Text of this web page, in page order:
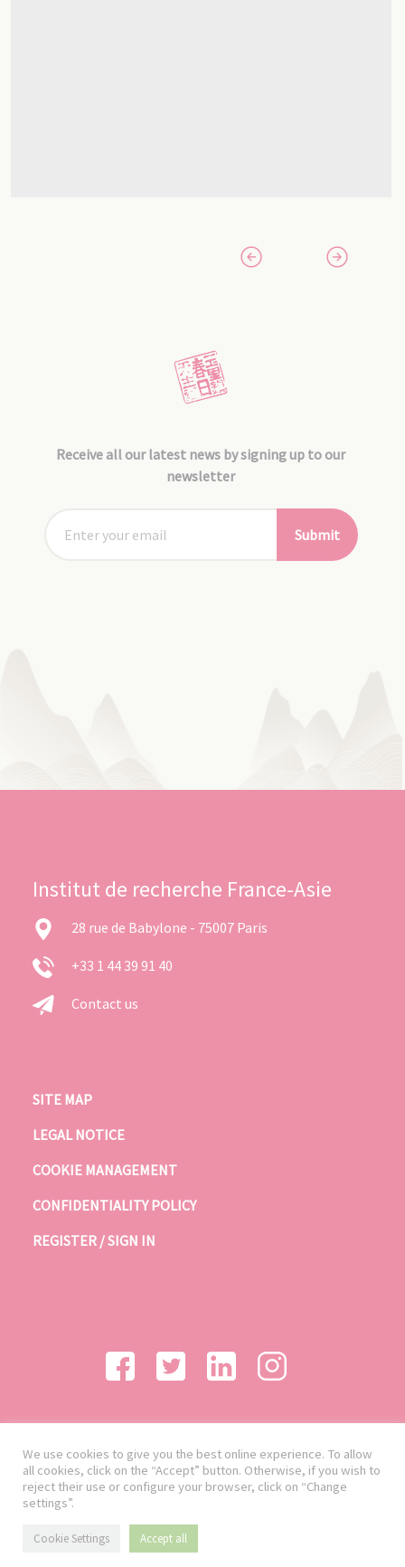
Receive all our latest news by signing up to our
newsletter
Submit
Institut de recherche France-Asie
28 rue de Babylone - 75007 Paris
+33 1 44 39 91 40
Contact us
SITE MAP
LEGAL NOTICE
COOKIE MANAGEMENT
CONFIDENTIALITY POLICY
REGISTER / SIGN IN
We use cookies to give you the best online experience. To allow
all cookies, click on the “Accept” button. Otherwise, if you wish to
reject their use or configure your browser, click on “Change
settings”.
Cookie Settings Accept all